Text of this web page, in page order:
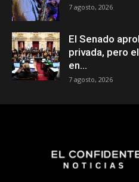
7 agosto, 2026
El Senado
privada, pero
en...
7 agosto, 2026